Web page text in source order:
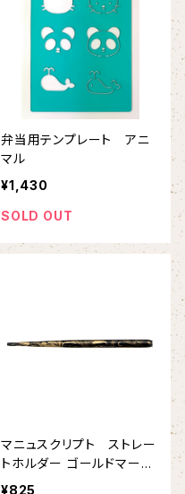
弁当用テンプレート アニ
マル
¥1,430
SOLD OUT
マニュスクリプト ストレー
トホルダー ゴールドマーブ
ル
¥825